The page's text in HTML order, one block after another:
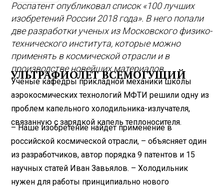
Роспатент опубликовал список «100 лучших
изобретений России 2018 года». В него попали
две разработки ученых из Московского физико-
технического института, которые можно
применять в космической отрасли и в
производстве новейших материалов.
УЛЬТРАФИОЛЕТ ВСЕМОГУЩИЙ
Ученые кафедры прикладной механики школы
аэрокосмических технологий МФТИ решили одну из
проблем капельного холодильника-излучателя,
связанную с зарядкой капель теплоносителя.
– Наше изобретение найдет применение в
российской космической отрасли, – объясняет один
из разработчиков, автор порядка 9 патентов и 15
научных статей Иван Завьялов. – Холодильник
нужен для работы принципиально нового